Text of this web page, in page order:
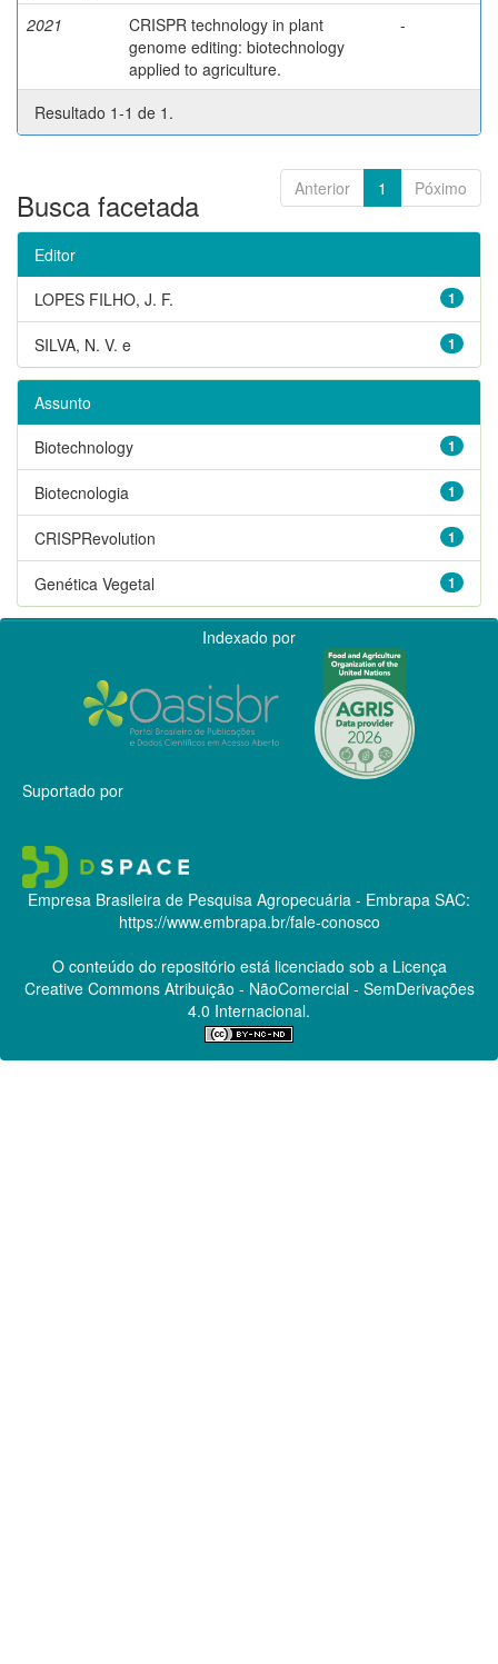
2021
CRISPR technology in plant
genome editing: biotechnology
applied to agriculture.
-
Resultado 1-1 de 1.
Anterior 1 Póximo
Busca facetada
Editor
1
LOPES FILHO, J. F.
1
SILVA, N. V. e
Assunto
1
Biotechnology
1
Biotecnologia
1
CRISPRevolution
1
Genética Vegetal
Indexado por
Suportado por
Empresa Brasileira de Pesquisa Agropecuária - Embrapa SAC:
https://www.embrapa.br/fale-conosco
O conteúdo do repositório está licenciado sob a Licença
Creative CommonsAtribuição - NãoComercial - SemDerivações
4.0 Internacional.